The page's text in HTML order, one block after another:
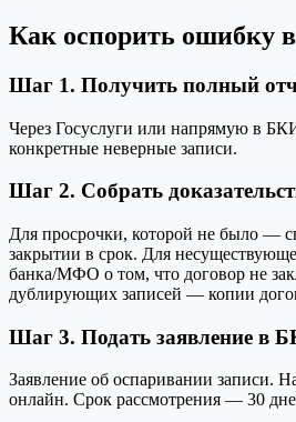
Как оспорить ошибку
Шаг 1. Получить полный
Через Госуслуги или напрямую в
конкретные неверные записи.
Шаг 2. Собрать
Для просрочки, которой не было —
закрытии в срок. Для
банка/МФО о том, что договор не
дублирующих записей — копии
Шаг 3. Подать заявление в
Заявление об оспаривании записи.
онлайн. Срок рассмотрения — 30